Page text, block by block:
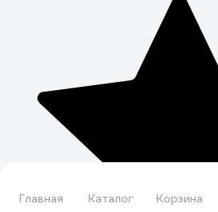
Главная Каталог Корзина